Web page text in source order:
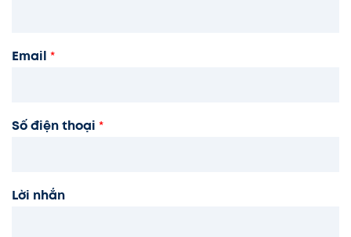
Email *
Số điện thoại *
Lời nhắn